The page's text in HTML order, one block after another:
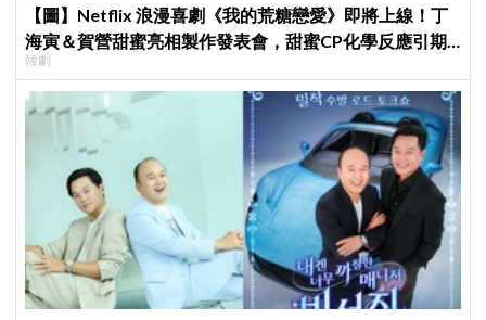
【圖】Netflix 浪漫喜劇《我的荒糖戀愛》即將上線！丁
海寅＆賀營甜蜜亮相製作發表會，甜蜜CP化學反應引期
待
韓劇